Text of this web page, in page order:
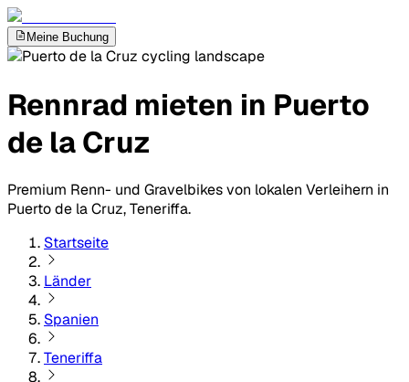
Meine Buchung
Rennrad mieten in Puerto
de la Cruz
Premium Renn- und Gravelbikes von lokalen Verleihern in
Puerto de la Cruz, Teneriffa.
Startseite
Länder
Spanien
Teneriffa